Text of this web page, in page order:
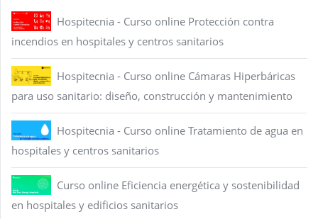
Hospitecnia - Curso online Protección contra
incendios en hospitales y centros sanitarios
Hospitecnia - Curso online Cámaras Hiperbáricas
para uso sanitario: diseño, construcción y mantenimiento
Hospitecnia - Curso online Tratamiento de agua en
hospitales y centros sanitarios
Curso online Eficiencia energética y sostenibilidad
en hospitales y edificios sanitarios